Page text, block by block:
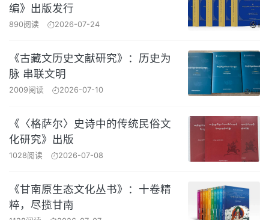
编》出版发行
890阅读 2026-07-24
《古藏文历史文献研究》：历史为
脉 串联文明
2009阅读 2026-07-10
《〈格萨尔〉史诗中的传统民俗文
化研究》出版
1028阅读 2026-07-08
《甘南原生态文化丛书》：十卷精
粹，尽揽甘南